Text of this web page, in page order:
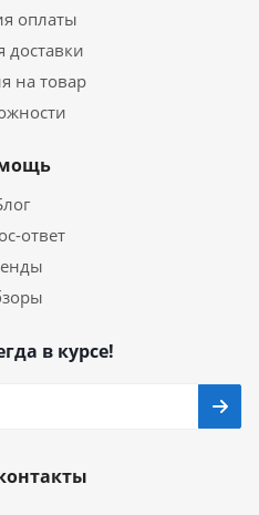
оплаты
доставки
на товар
ответ
в курсе!